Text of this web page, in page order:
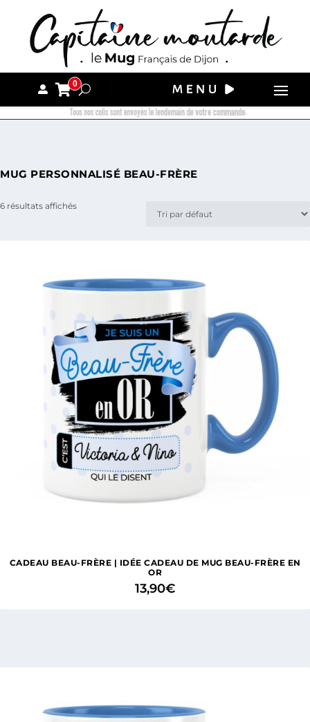
0
Tous nos colis sont envoyés le lendemain de votre commande.
MUG PERSONNALISÉ BEAU-FRÈRE
6 résultats affichés
CADEAU BEAU-FRÈRE | IDÉE CADEAU DE MUG BEAU-FRÈRE EN
OR
13,90€